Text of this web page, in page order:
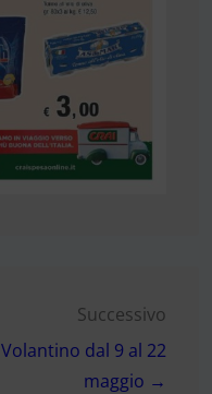
Successivo
Volantino dal 9 al 22
maggio →